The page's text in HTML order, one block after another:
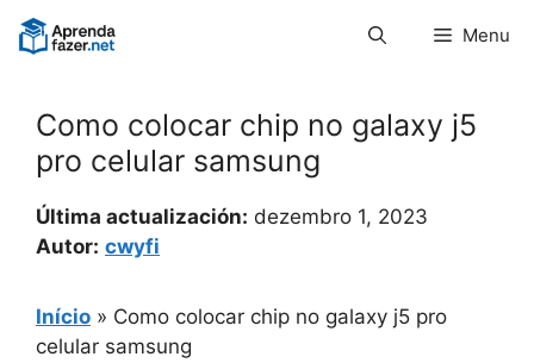
Pular
para
Menu
Como colocar chip no galaxy j5
pro celular samsung
Última actualización: dezembro 1, 2023
Autor: cwyfi
Início » Como colocar chip no galaxy j5 pro
celular samsung